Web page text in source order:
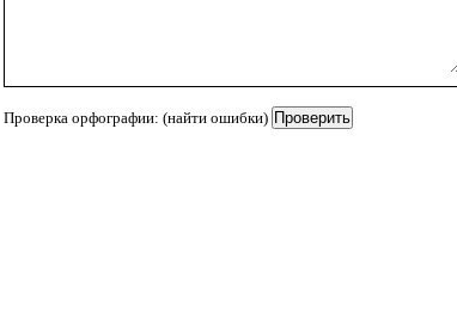
Проверка орфографии: (найти ошибки)